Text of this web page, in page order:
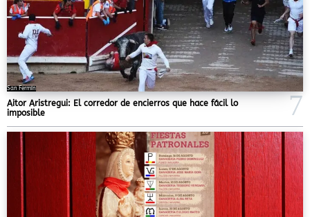
San Fermín
Aitor Aristregui: El corredor de encierros que hace fácil lo
imposible